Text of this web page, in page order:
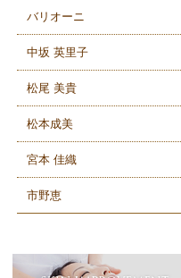
バリオーニ
中坂 英里子
松尾 美貴
松本成美
宮本 佳織
市野恵